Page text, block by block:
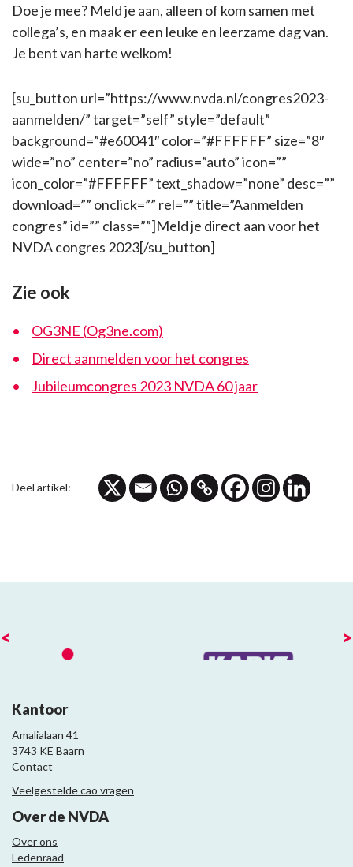
Doe je mee? Meld je aan, alleen of kom samen met
collega’s, en maak er een leuke en leerzame dag van.
Je bent van harte welkom!
[su_button url=”https://www.nvda.nl/congres2023-
aanmelden/” target=”self” style=”default”
background=”#e60041″ color=”#FFFFFF” size=”8″
wide=”no” center=”no” radius=”auto” icon=””
icon_color=”#FFFFFF” text_shadow=”none” desc=””
download=”” onclick=”” rel=”” title=”Aanmelden
congres” id=”” class=””]Meld je direct aan voor het
NVDA congres 2023[/su_button]
Zie ook
OG3NE (Og3ne.com)
Direct aanmelden voor het congres
Jubileumcongres 2023 NVDA 60 jaar
Deel artikel:
< >
Kantoor
Amalialaan 41
3743 KE Baarn
Contact
Veelgestelde cao vragen
Over de NVDA
Over ons
Ledenraad